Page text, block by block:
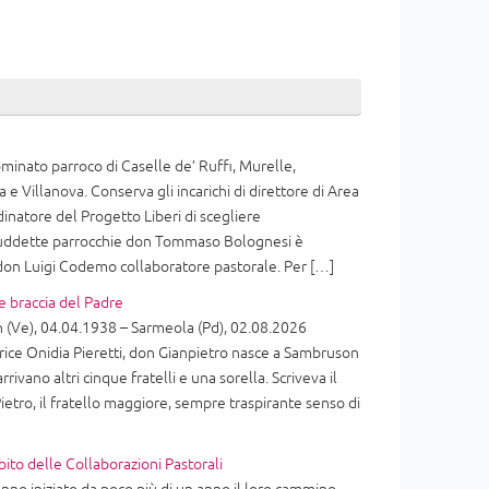
parroco di Caselle de’ Ruffi, Murelle,
e Villanova. Conserva gli incarichi di direttore di Area
del Progetto Liberi di scegliere
parrocchie don Tommaso Bolognesi è
Luigi Codemo collaboratore pastorale. Per […]
braccia del Padre
04.04.1938 – Sarmeola (Pd), 02.08.2026
Onidia Pieretti, don Gianpietro nasce a Sambruson
altri cinque fratelli e una sorella. Scriveva il
il fratello maggiore, sempre traspirante senso di
delle Collaborazioni Pastorali